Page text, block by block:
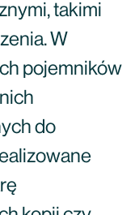
takimi
W
pojemników
do